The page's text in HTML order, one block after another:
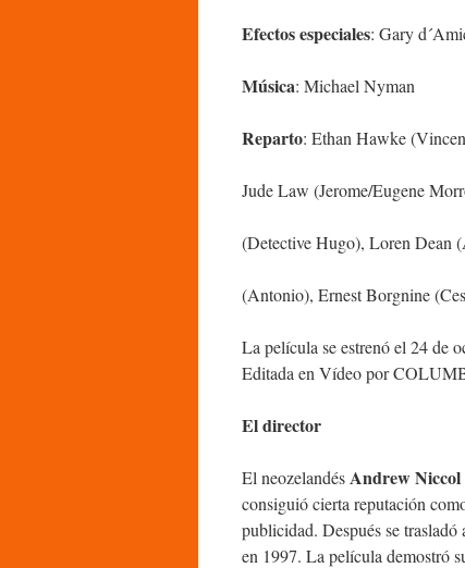
Efectos especiales: Gary
Música: Michael Nyman
Reparto: Ethan Hawke
Jude Law (Jerome/Eugene
(Detective Hugo), Loren Dean
(Antonio), Ernest Borgnine
La película se estrenó el 24 de
Editada en Vídeo por
El director
El neozelandésAndrew Niccol
consiguió cierta reputación
publicidad. Después se
en 1997. La película demostró